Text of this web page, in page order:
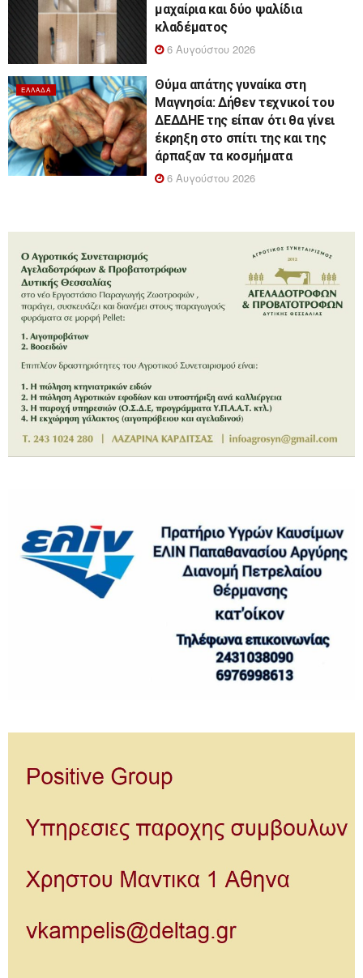
μαχαίρια και δύο ψαλίδια
κλαδέματος
6 Αυγούστου 2026
ΕΛΛΆΔΑ
Θύμα απάτης γυναίκα στη
Μαγνησία: Δήθεν τεχνικοί του
ΔΕΔΔΗΕ της είπαν ότι θα γίνει
έκρηξη στο σπίτι της και της
άρπαξαν τα κοσμήματα
6 Αυγούστου 2026